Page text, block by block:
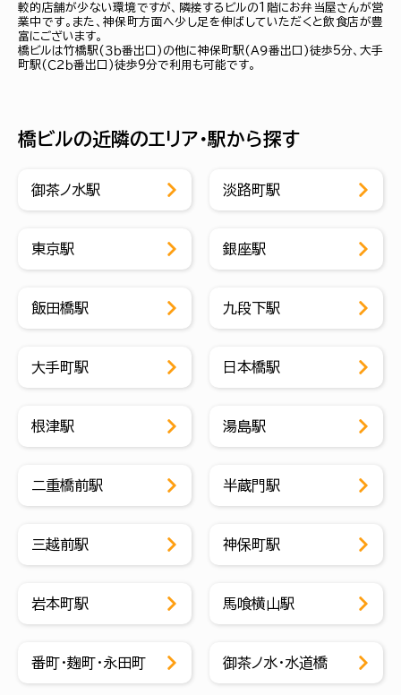
較的店舗が少ない環境ですが、隣接するビルの1階にお弁当屋さんが営
業中です。また、神保町方面へ少し足を伸ばしていただくと飲食店が豊
富にございます。
橋ビルは竹橋駅(３ｂ番出口)の他に神保町駅(Ａ９番出口)徒歩5分、大手
町駅(Ｃ２ｂ番出口)徒歩9分で利用も可能です。
橋ビルの近隣のエリア・駅から探す
御茶ノ水駅 淡路町駅
東京駅 銀座駅
飯田橋駅 九段下駅
大手町駅 日本橋駅
根津駅 湯島駅
二重橋前駅 半蔵門駅
三越前駅 神保町駅
岩本町駅 馬喰横山駅
番町・麹町・永田町 御茶ノ水・水道橋